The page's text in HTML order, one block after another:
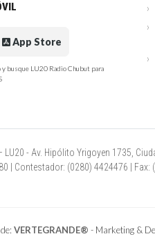
App Store
y busque LU20 Radio Chubut para
- Av. Hipólito Yrigoyen 1735,
| Contestador: (0280) 4424476 | Fax:
VERTEGRANDE® - Marketing &